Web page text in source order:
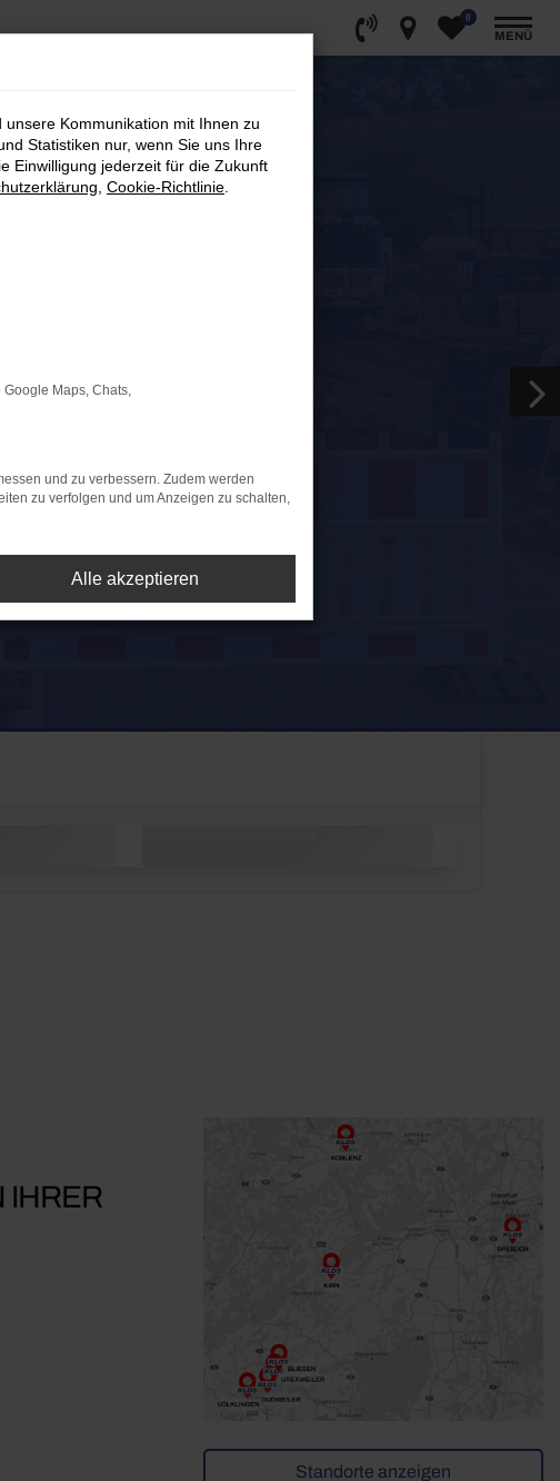
0
MENÜ
IHRER
Standorte anzeigen
Kommunikation mit Ihnen zu
Statistiken nur, wenn Sie uns Ihre
Einwilligung jederzeit für die Zukunft
Cookie-Richtlinie
Maps, Chats,
und zu verbessern. Zudem werden
zu verfolgen und um Anzeigen zu schalten,
Alle akzeptieren